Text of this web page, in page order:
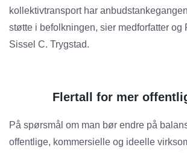
kollektivtransport har
støtte i befolkningen, sier medforfatter og
Sissel C. Trygstad.
Flertall for mer
På spørsmål om man bør endre på
offentlige, kommersielle og ideelle